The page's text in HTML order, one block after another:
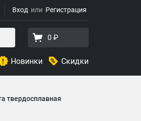
Вход Регистрация
0 ₽
Новинки Скидки
твердосплавная